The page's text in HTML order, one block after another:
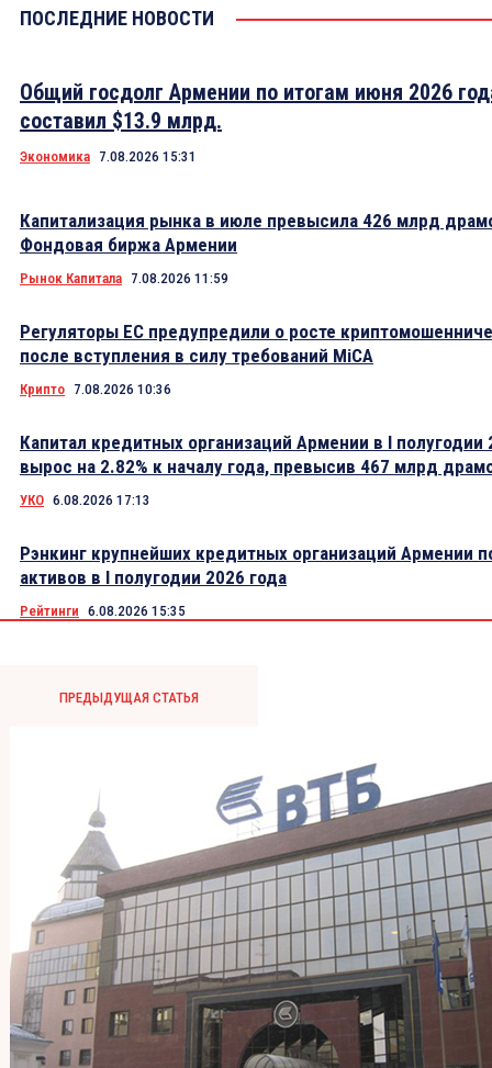
ПОСЛЕДНИЕ НОВОСТИ
Общий госдолг Армении по итогам июня 2026
составил $13.9 млрд.
Экономика 7.08.2026 15:31
Капитализация рынка в июле превысила 426 млрд
Фондовая биржа Армении
Рынок Капитала 7.08.2026 11:59
Регуляторы ЕС предупредили о росте
после вступления в силу требований MiCA
Крипто 7.08.2026 10:36
Капитал кредитных организаций Армении в I полугодии
вырос на 2.82% к началу года, превысив 467 млрд
УКО 6.08.2026 17:13
Рэнкинг крупнейших кредитных организаций Армении
активов в I полугодии 2026 года
Рейтинги 6.08.2026 15:35
ПРЕДЫДУЩАЯ СТАТЬЯ